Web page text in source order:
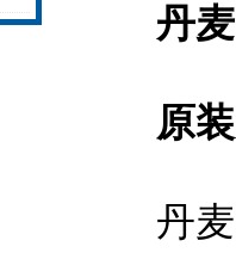
丹
原
丹麦